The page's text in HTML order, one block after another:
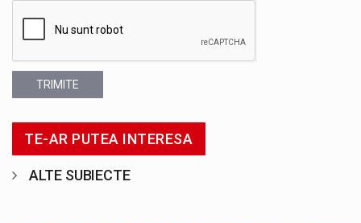
TRIMITE
TE-AR PUTEA INTERESA
ALTE SUBIECTE